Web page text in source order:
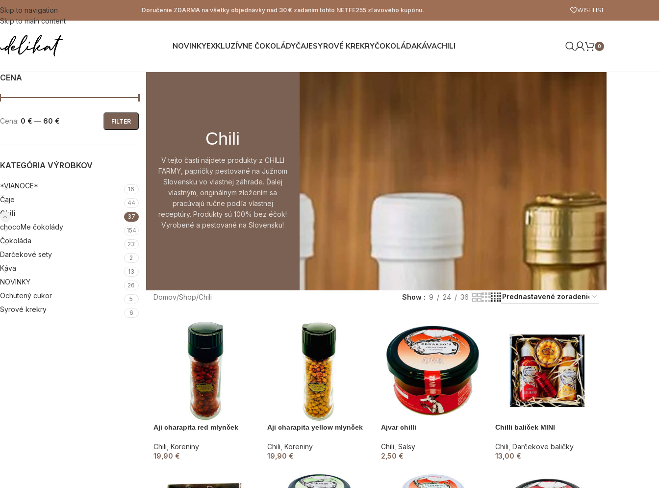
Skip to navigation
Skip to main content
Doručenie ZDARMA na všetky objednávky nad 30 € zadaním tohto NETFE255 zľavového kupónu. WISHLIST
NOVINKYEXKLUZÍVNE ČOKOLÁDYČAJESYROVÉ KREKRYČOKOLÁDAKÁVACHILI 0
CENA
FILTER
Cena: 0 € — 60 €
KATEGÓRIA VÝROBKOV
*VIANOCE* 16
Čaje 44
Chili 37
chocoMe čokolády 154
Čokoláda 23
Darčekové sety 2
Káva 13
NOVINKY 26
Ochutený cukor 5
Syrové krekry 6
Chili
V tejto časti nájdete produkty z CHILLI
FARMY, papričky pestované na Južnom
Slovensku vo vlastnej záhrade. Ďalej
vlastným, originálnym zložením sa
pracúvajú ručne podľa vlastnej
receptúry. Produkty sú 100% bez éčok!
Vyrobené a pestované na Slovensku!
Domov Shop Chili Show 9 24 36
Aji charapita red mlynček
Chili Koreniny
19,90 €
Aji charapita yellow mlynček
Chili Koreniny
19,90 €
Ajvar chilli
Chili Salsy
2,50 €
Chilli baliček MINI
Chili Darčekove baličky
13,00 €